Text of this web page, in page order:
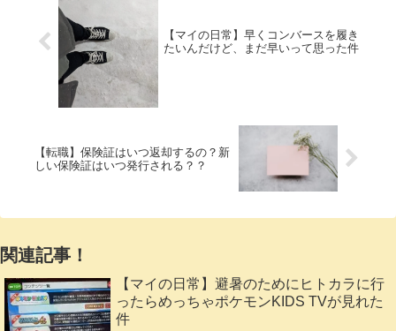
【マイの日常】早くコンバースを履き
たいんだけど、まだ早いって思った件
【転職】保険証はいつ返却するの？新
しい保険証はいつ発行される？？
関連記事！
【マイの日常】避暑のためにヒトカラに行
ったらめっちゃポケモンKIDS TVが見れた
件